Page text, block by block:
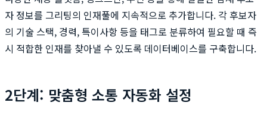
자 정보를 그리팅의 인재풀에 지속적으로 추가합니다. 각 후보자
의 기술 스택, 경력, 특이사항 등을 태그로 분류하여 필요할 때 즉
시 적합한 인재를 찾아낼 수 있도록 데이터베이스를 구축합니다.
2단계: 맞춤형 소통 자동화 설정